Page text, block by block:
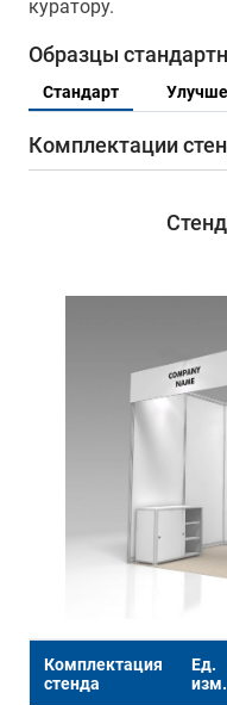
куратору.
Образцы
Стандарт
Комплектации
Комплектация
стенда
Ед.
изм.